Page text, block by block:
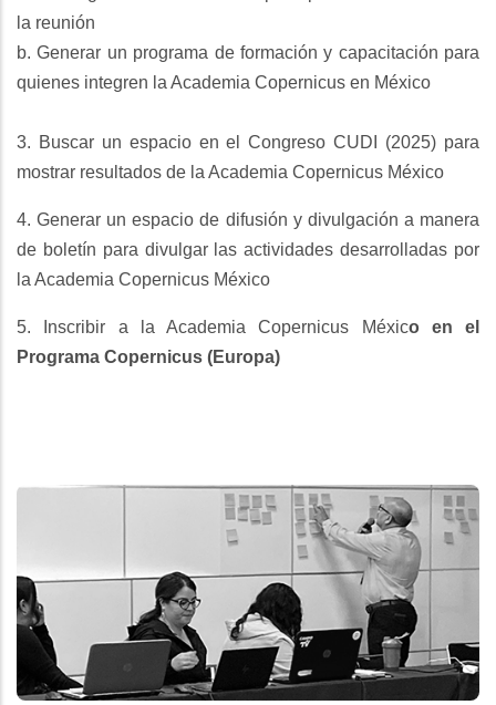
la reunión
b. Generar un programa de formación y capacitación para
quienes integren la Academia Copernicus en México
3. Buscar un espacio en el Congreso CUDI (2025) para
mostrar resultados de la Academia Copernicus México
4. Generar un espacio de difusión y divulgación a manera
de boletín para divulgar las actividades desarrolladas por
la Academia Copernicus México
5. Inscribir a la Academia Copernicus México en el
Programa Copernicus (Europa)